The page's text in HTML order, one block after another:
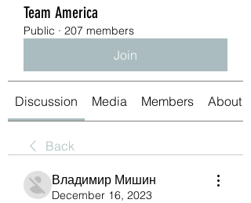
Team America
Public · 207 members
Join
Discussion Media Members About
Back
Владимир Мишин
December 16, 2023